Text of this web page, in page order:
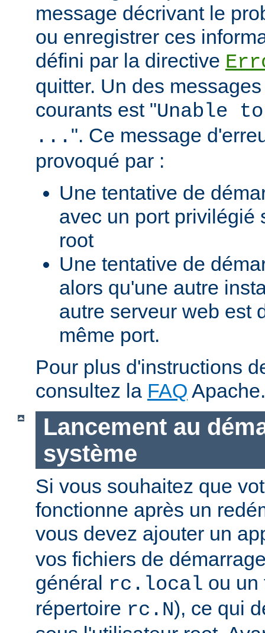
message décrivant le
ou enregistrer ces
défini par la directive
quitter. Un des
courants est "Unable
... ". Ce message
provoqué par :
Une tentative de
avec un port privilégié
root
Une tentative de
alors qu'une autre
autre serveur web est
même port.
Pour plus d'instructions
consultez la FAQ Apache.
Lancement au
système
Si vous souhaitez que
fonctionne après un
vous devez ajouter un
vos fichiers de
général rc.local ou un
répertoire rc.N), ce qui